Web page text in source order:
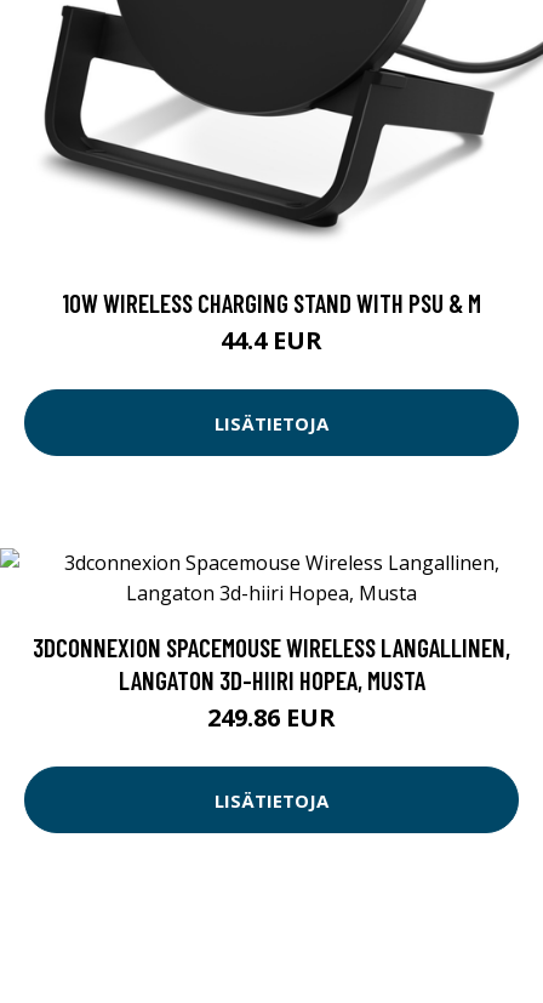
10W WIRELESS CHARGING STAND WITH PSU & M
44.4 EUR
LISÄTIETOJA
3DCONNEXION SPACEMOUSE WIRELESS LANGALLINEN,
LANGATON 3D-HIIRI HOPEA, MUSTA
249.86 EUR
LISÄTIETOJA